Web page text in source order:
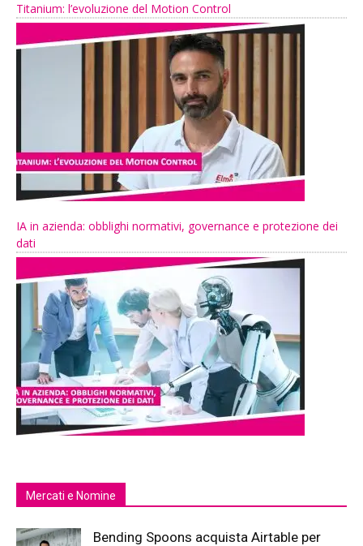
Titanium: l’evoluzione del Motion Control
IA in azienda: obblighi normativi, governance e protezione dei
dati
Mercati e Nomine
Bending Spoons acquista Airtable per